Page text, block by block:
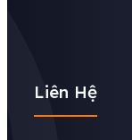
Liên Hệ